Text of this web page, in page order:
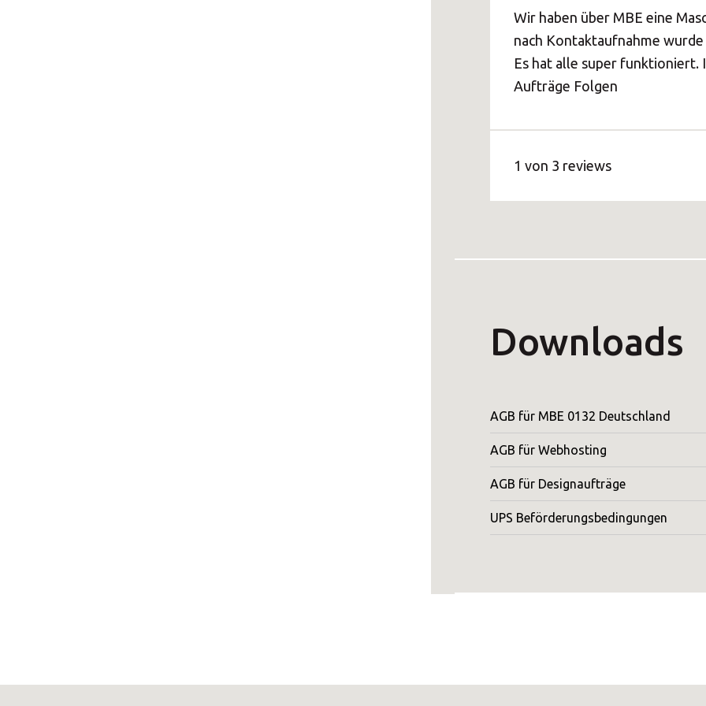
Wir haben über MBE eine
nach Kontaktaufnahme
Es hat alle super funktioniert.
Aufträge Folgen
1 von 3 reviews
Downloads
AGB für MBE 0132 Deutschland
AGB für Webhosting
AGB für Designaufträge
UPS Beförderungsbedingungen